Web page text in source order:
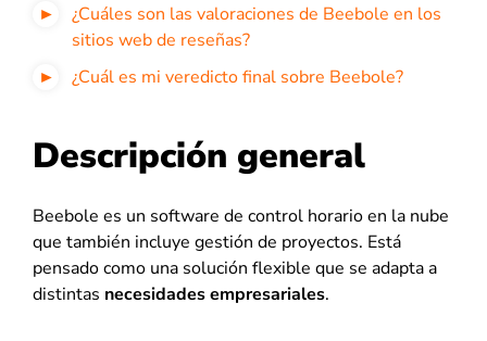
¿Cuáles son las valoraciones de Beebole en los
sitios web de reseñas?
¿Cuál es mi veredicto final sobre Beebole?
Descripción general
Beebole es un software de control horario en la nube
que también incluye gestión de proyectos. Está
pensado como una solución flexible que se adapta a
distintas necesidades empresariales.